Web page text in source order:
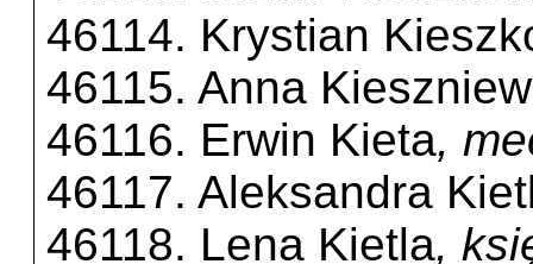
46114. Krystian
46115. Anna
46116. Erwin Kieta,
46117. Aleksandra
46118. Lena Kietla,